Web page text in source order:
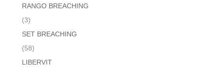
RANGO BREACHING
(3)
SET BREACHING
(58)
LIBERVIT